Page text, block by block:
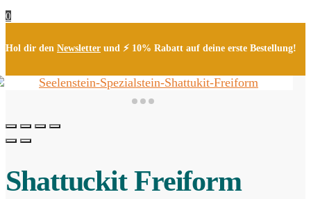
0
Hol dir den Newsletter und ⚡ 10% Rabatt auf deine erste Bestellung!
Shattuckit Freiform